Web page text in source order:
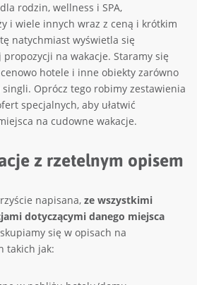
rodzin, wellness i SPA,
i wiele innych wraz z ceną i krótkim
natychmiast wyświetla się
propozycji na wakacje. Staramy się
hotele i inne obiekty zarówno
Oprócz tego robimy zestawienia
specjalnych, aby ułatwić
na cudowne wakacje.
z rzetelnym opisem
napisana, ze wszystkimi
dotyczącymi danego miejsca
się w opisach na
takich jak: